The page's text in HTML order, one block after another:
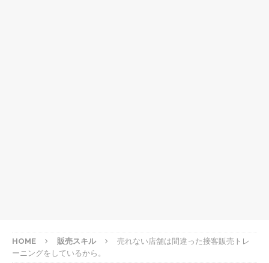
HOME 販売スキル
売れない店舗は間違った接客販売トレ
ーニングをしているから。